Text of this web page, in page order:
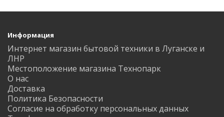
Информация
Интернет магазин бытовой техники в Луганске и
ЛНР
Местоположение магазина Технопарк
О нас
Доставка
Политика Безопасности
Согласие на обработку персональных данных